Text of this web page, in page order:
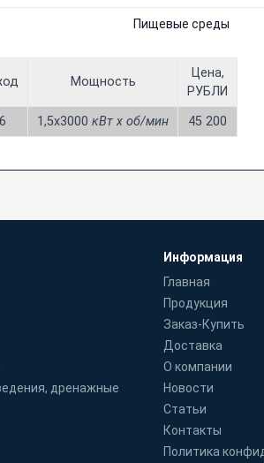
Пищевые среды
Мощность
Цена,
РУБЛИ
1,5х3000 кВт x об/мин 45 200
дренажные
Информация
Главная
Продукция
Заказ-Купить
Доставка
О компании
Новости
Статьи
Контакты
Политика